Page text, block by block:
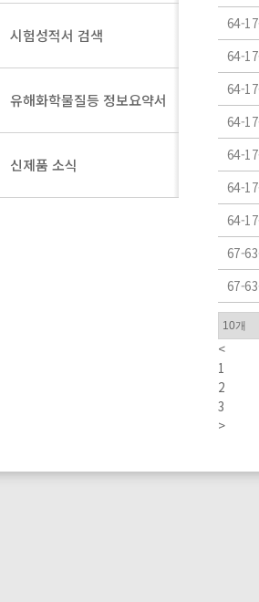
시험성적서 검색
유해화학물질등 정보요약서
신제품 소식
64-
64-
64-
64-
64-
64-
64-
67-
67-
<
1
2
3
>